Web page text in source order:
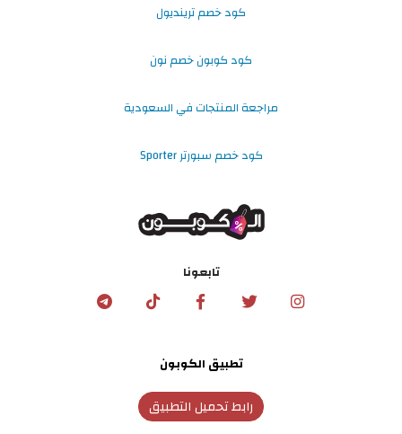
كود خصم ترينديول
كود كوبون خصم نون
مراجعة المنتجات في السعودية
كود خصم سبورتر Sporter
تابعونا
تطبيق الكوبون
رابط تحميل التطبيق